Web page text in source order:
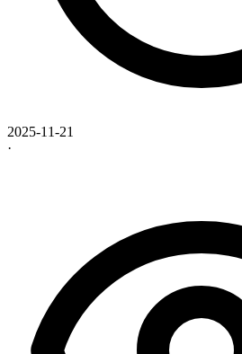
2025-11-21
·